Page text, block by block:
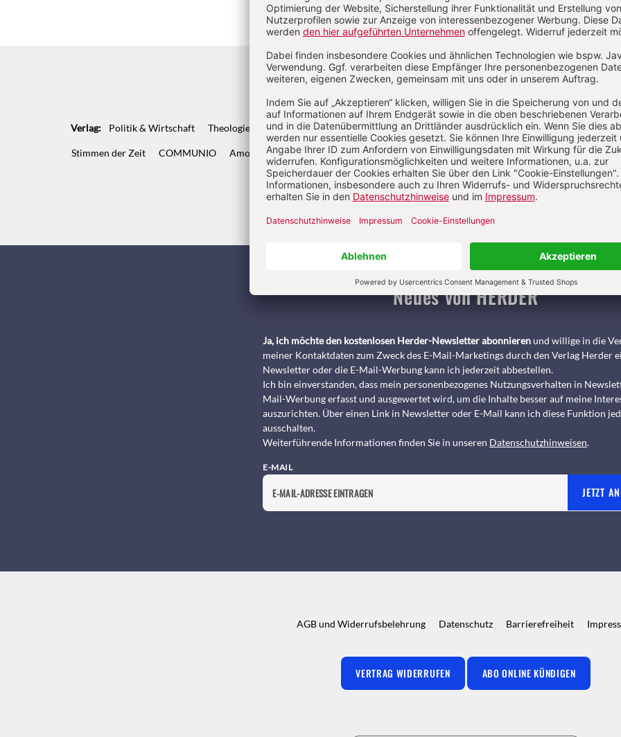
Kategorien: Artikel Autoren Abkürzungen Über das Lexikon
Verlag: Politik & Wirtschaft Theologie & Pastoral Pädagogik & Kinderbuch kindergarten heute Fachmagazin,
Stimmen der Zeit COMMUNIO Amosinternational Biblische Notizen Diakonia Römische Quartalschrift ANTIKE
Kundenservice+49 761 2717200 kundenservice@herder.de Abo online
Neues von HERDER
Ja, ich möchte den kostenlosen Herder-Newsletter abonnierenund willige in die
meiner Kontaktdaten zum Zweck des E-Mail-Marketings durch den Verlag Herder
Newsletter oder die E-Mail-Werbung kann ich jederzeit abbestellen.
Ich bin einverstanden, dass mein personenbezogenes Nutzungsverhalten in
Mail-Werbung erfasst und ausgewertet wird, um die Inhalte besser auf meine
auszurichten. Über einen Link in Newsletter oder E-Mail kann ich diese Funktion
ausschalten.
Weiterführende Informationen finden Sie in unseren Datenschutzhinweisen.
E-MAIL
JETZT
AGB und Widerrufsbelehrung Datenschutz Barrierefreiheit
VERTRAG WIDERRUFEN ABO ONLINE KÜNDIGEN